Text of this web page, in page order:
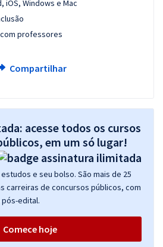
iOS, Windows e Mac
professores
Compartilhar
acesse todos os cursos
em um só lugar!
e seu bolso. São mais de 25
carreiras de concursos públicos, com
pós-edital.
Comece hoje